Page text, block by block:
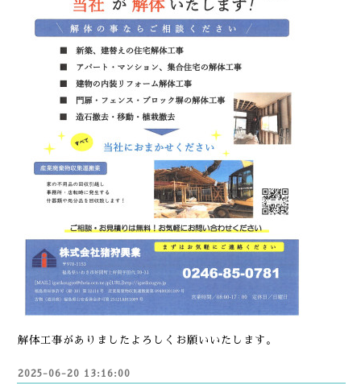
解体工事がありましたよろしくお願いいたします。
2025-06-20 13:16:00